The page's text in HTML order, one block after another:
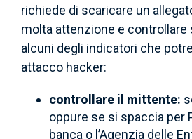
richiede di scaricare un
molta attenzione e controllare
alcuni degli indicatori che
attacco hacker:
controllare il mittente:
oppure se si spaccia per
banca o l’Agenzia delle